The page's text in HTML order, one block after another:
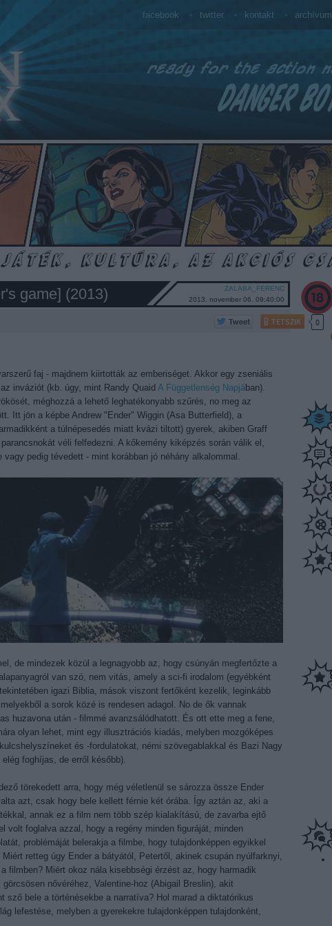
facebook twitter kontakt archívum
game] (2013)
ZALABA_FERENC
2013. november 06. 09:40:00
TETSZIK 0
faj - majdnem kiirtották az emberiséget. Akkor egy zseniális
inváziót (kb. úgy, mint Randy Quaid A Függetlenség Napjában).
méghozzá a lehető leghatékonyabb szűrés, no meg az
Itt jön a képbe Andrew "Ender" Wiggin (Asa Butterfield), a
a túlnépesedés miatt kvázi tiltott) gyerek, akiben Graff
véli felfedezni. A kőkemény kiképzés során válik el,
vagy pedig tévedett - mint korábban jó néhány alkalommal.
de mindezek közül a legnagyobb az, hogy csúnyán megfertőzte a
van szó, nem vitás, amely a sci-fi irodalom (egyébként
igazi Biblia, mások viszont fertőként kezelik, leginkább
a sorok közé is rendesen adagol. No de ők vannak
huzavona után - filmmé avanzsálódhatott. És ott ette meg a fene,
olyan lehet, mint egy illusztrációs kiadás, melyben mozgóképes
és -fordulatokat, némi szövegablakkal és Bazi Nagy
foghíjas, de erről később).
törekedett arra, hogy még véletlenül se sározza össze Ender
azt, csak hogy bele kellett férnie két órába. Így aztán az, aki a
annak ez a film nem több szép kialakítású, de zavarba ejtő
volt foglalva azzal, hogy a regény minden figuráját, minden
problémáját belerakja a filmbe, hogy tulajdonképpen egyikkel
retteg úgy Ender a bátyától, Petertől, akinek csupán nyúlfarknyi,
filmben? Miért okoz nála kisebbségi érzést az, hogy harmadik
nővéréhez, Valentine-hoz (Abigail Breslin), akit
sző bele a történésekbe a narratíva? Hol marad a diktatórikus
lefestése, melyben a gyerekekre tulajdonképpen tulajdonként,